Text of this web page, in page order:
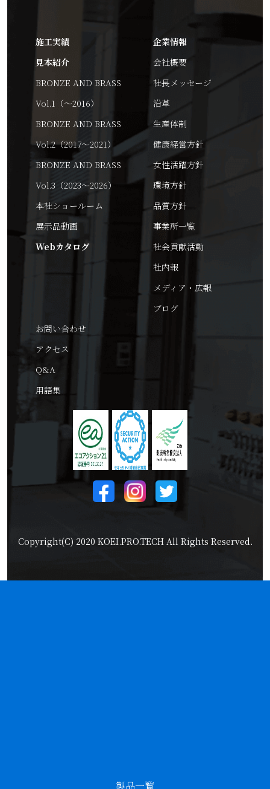
施工実績
見本紹介
BRONZE AND BRASS
Vol.1（～2016）
BRONZE AND BRASS
Vol.2（2017～2021）
BRONZE AND BRASS
Vol.3（2023～2026）
本社ショールーム
展示品動画
Webカタログ
企業情報
会社概要
社長メッセージ
沿革
生産体制
健康経営方針
女性活躍方針
環境方針
品質方針
事業所一覧
社会貢献活動
社内報
メディア・広報
ブログ
お問い合わせ
アクセス
Q&A
用語集
Copyright(C) 2020 KOEI.PRO.TECH All Rights Reserved.
製品一覧